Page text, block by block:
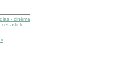
- cinéma
cet article …